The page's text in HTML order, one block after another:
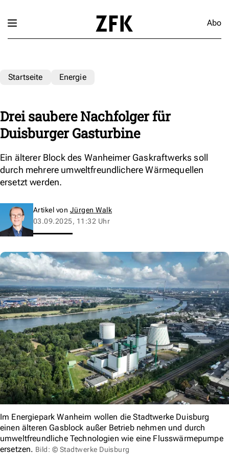
Abo
Startseite Energie
Drei saubere Nachfolger für
Duisburger Gasturbine
Ein älterer Block des Wanheimer Gaskraftwerks soll
durch mehrere umweltfreundlichere Wärmequellen
ersetzt werden.
Artikel von Jürgen Walk
03.09.2025, 11:32 Uhr
Im Energiepark Wanheim wollen die Stadtwerke Duisburg
einen älteren Gasblock außer Betrieb nehmen und durch
umweltfreundliche Technologien wie eine Flusswärmepumpe
ersetzen. Bild: © Stadtwerke Duisburg